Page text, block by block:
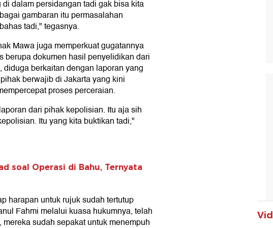
dalam persidangan tadi gak bisa kita
gambaran itu permasalahan
tadi," tegasnya.
Mawa juga memperkuat gugatannya
berupa dokumen hasil penyelidikan dari
berkaitan dengan laporan yang
berwajib di Jakarta yang kini
proses perceraian.
dari pihak kepolisian. Itu aja sih
Itu yang kita buktikan tadi,"
soal Operasi di Bahu, Ternyata
harapan untuk rujuk sudah tertutup
Fahmi melalui kuasa hukumnya, telah
sudah sepakat untuk menempuh